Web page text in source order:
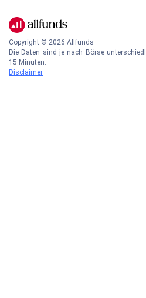
Copyright © 2026 Allfunds
Die Daten sind je nach Börse
15 Minuten.
Disclaimer